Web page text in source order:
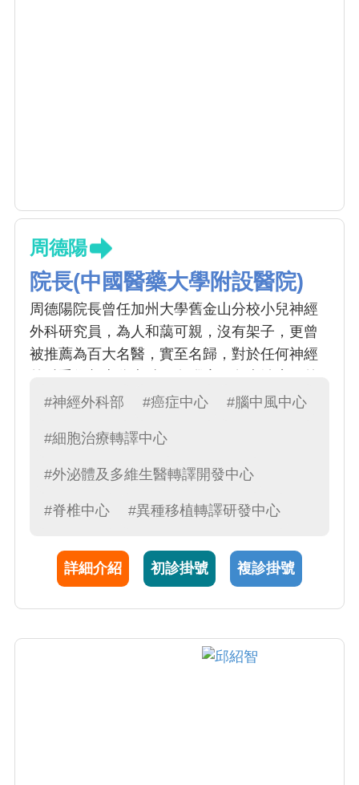
周德陽
院長(中國醫藥大學附設醫院)
周德陽院長曾任加州大學舊金山分校小兒神經
外科研究員，為人和藹可親，沒有架子，更曾
被推薦為百大名醫，實至名歸，對於任何神經
秘體的研究上更是首屈一指，是中國神經外科
#神經外科部 #癌症中心 #腦中風中心
#細胞治療轉譯中心
#外泌體及多維生醫轉譯開發中心
#脊椎中心 #異種移植轉譯研發中心
詳細介紹 初診掛號 複診掛號